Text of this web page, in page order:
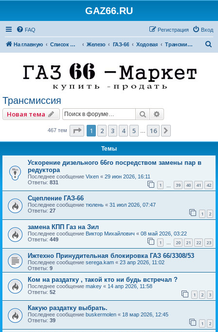
GAZ66.RU
FAQ Вход
Регистрация
На главную Список форумов Железо ГАЗ-66 Ходовая Трансмиссия
Трансмиссия
Новая тема Поиск
467 тем Страница из 16
1 2 3 4 5 16
Темы
Ускорение дизельного 66го посредством замены пар в
редуктора
Последнее сообщение Vixen « 29 июн 2026, 16:11
Ответы: 831 1 39 40 41 42
Сцепление ГАЗ-66
Последнее сообщение тюлень « 31 июл 2026, 07:47
Ответы: 27 1 2
замена КПП Газ на Зил
Последнее сообщение Виктор Михайлович « 08 май 2026, 03:22
Ответы: 449 1 … 20 21 22 23
Ижтехно Принудительная блокировка ГАЗ 66/3308/53
Последнее сообщение serega.kam « 23 апр 2026, 11:02
Ответы: 9
Ком на раздатку , такой кто ни будь встречал ?
Последнее сообщение makey « 14 апр 2026, 11:58
Ответы: 52 1 2 3
Какую раздатку выбрать.
Последнее сообщение buskermolen « 18 мар 2026, 12:45
Ответы: 39 1 2